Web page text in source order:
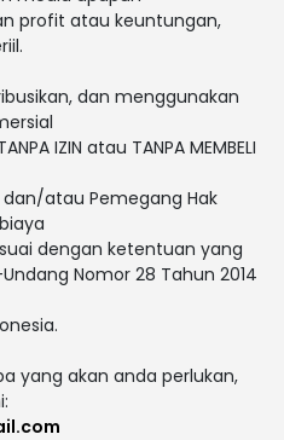
profit atau keuntungan,
dan menggunakan
IZIN atau TANPA MEMBELI
atau Pemegang Hak
dengan ketentuan yang
Nomor 28 Tahun 2014
yang akan anda perlukan,